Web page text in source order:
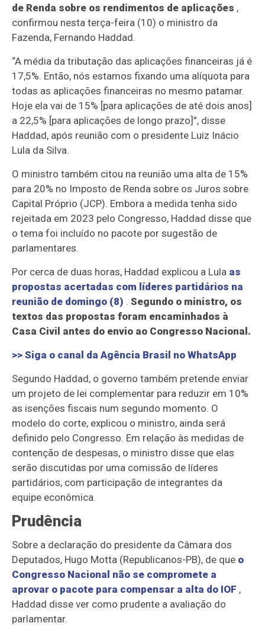
de Renda sobre os rendimentos de aplicações ,
confirmou nesta terça-feira (10) o ministro da
Fazenda, Fernando Haddad.
“A média da tributação das aplicações financeiras já é
17,5%. Então, nós estamos fixando uma alíquota para
todas as aplicações financeiras no mesmo patamar.
Hoje ela vai de 15% [para aplicações de até dois anos]
a 22,5% [para aplicações de longo prazo]”, disse
Haddad, após reunião com o presidente Luiz Inácio
Lula da Silva.
O ministro também citou na reunião uma alta de 15%
para 20% no Imposto de Renda sobre os Juros sobre
Capital Próprio (JCP). Embora a medida tenha sido
rejeitada em 2023 pelo Congresso, Haddad disse que
o tema foi incluído no pacote por sugestão de
parlamentares.
Por cerca de duas horas, Haddad explicou a Lula as
propostas acertadas com líderes partidários na
reunião de domingo (8) .Segundo o ministro, os
textos das propostas foram encaminhados à
Casa Civil antes do envio ao Congresso Nacional.
>> Siga o canal daAgência Brasil no WhatsApp
Segundo Haddad, o governo também pretende enviar
um projeto de lei complementar para reduzir em 10%
as isenções fiscais num segundo momento. O
modelo do corte, explicou o ministro, ainda será
definido pelo Congresso. Em relação às medidas de
contenção de despesas, o ministro disse que elas
serão discutidas por uma comissão de líderes
partidários, com participação de integrantes da
equipe econômica.
Prudência
Sobre a declaração do presidente da Câmara dos
Deputados, Hugo Motta (Republicanos-PB), de que o
Congresso Nacional não se compromete a
aprovar o pacote para compensar a alta do IOF ,
Haddad disse ver como prudente a avaliação do
parlamentar.